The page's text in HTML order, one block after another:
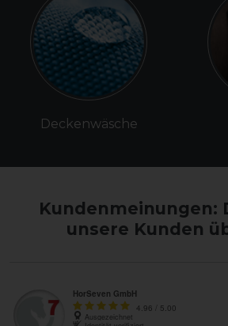
Deckenwäsche
Kundenmeinungen:
unsere Kunden